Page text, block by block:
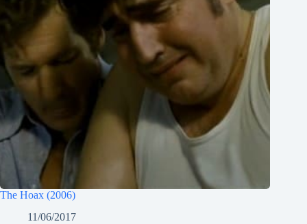
The Hoax (2006)
11/06/2017